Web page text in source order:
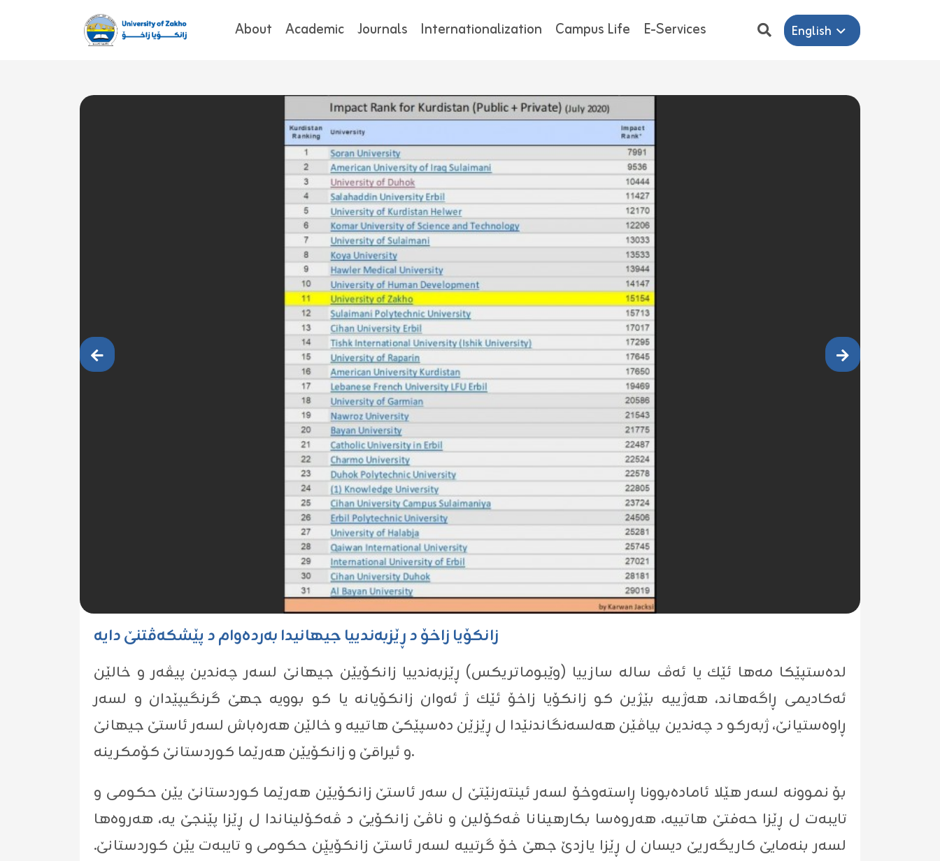
About Academic Journals Internationalization Campus Life E-Services English
لده‌ستپێكا مه‌ها ئێك یا ئه‌ڤ ساله‌ سازییا (وێبوماتریكس) ڕێزبه‌ندییا زانكۆیێن جیهانێ لسه‌ر چه‌ندین پیڤه‌ر و خالێن
ئه‌كادیمى ڕاگه‌هاند، هه‌ژییه‌ بێژین كو زانكۆیا زاخۆ ئێك ژ ئه‌وان زانكۆیانه‌ یا كو بوویه‌ جهێ گرنگیپێدان و لسه‌ر
ڕاوه‌ستیانێ، ژبه‌ركو د چه‌ندین بیاڤێن هه‌لسه‌نگاندنێدا ل ڕێزێن ده‌سپێكێ هاتییه‌ و خالێن هه‌ره‌باش لسه‌ر ئاستێ جیهانێ
و ئیراقێ و زانكۆیێن هه‌رێما كوردستانێ كۆمكرینه‌.
بۆ نموونه‌ لسه‌ر هێلا ئاماده‌بوونا ڕاسته‌وخۆ لسه‌ر ئینته‌رنێتێ ل سه‌ر ئاستێ زانكۆیێن هه‌رێما كوردستانێ یێن حكومى و
تایبه‌ت ل ڕێزا حه‌فتێ هاتییه‌، هه‌روه‌سا بكارهینانا ڤه‌كۆلین و ناڤێ زانكۆیێ د ڤه‌كۆلیناندا ل ڕێزا پێنجێ یه‌، هه‌روه‌ها
لسه‌ر بنه‌مایێ كاریگه‌ریێ دیسان ل ڕێزا یازدێ جهێ خۆ گرتییه‌ لسه‌ر ئاستێ زانكۆیێِن حكومى و تایبه‌ت یێن كوردستانێ.